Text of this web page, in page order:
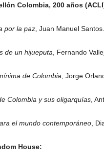
Colombia, 200 años
por la paz , Juan Manuel Santos.
de un hijueputa , Fernando
de Colombia, Jorge
Colombia y sus oligarquías ,
el mundo contemporáneo ,
House: